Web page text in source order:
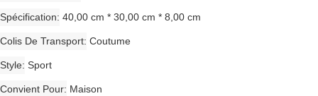
Spécification 40,00 cm * 30,00 cm * 8,00 cm
Colis De Transport Coutume
Style Sport
Convient Pour Maison